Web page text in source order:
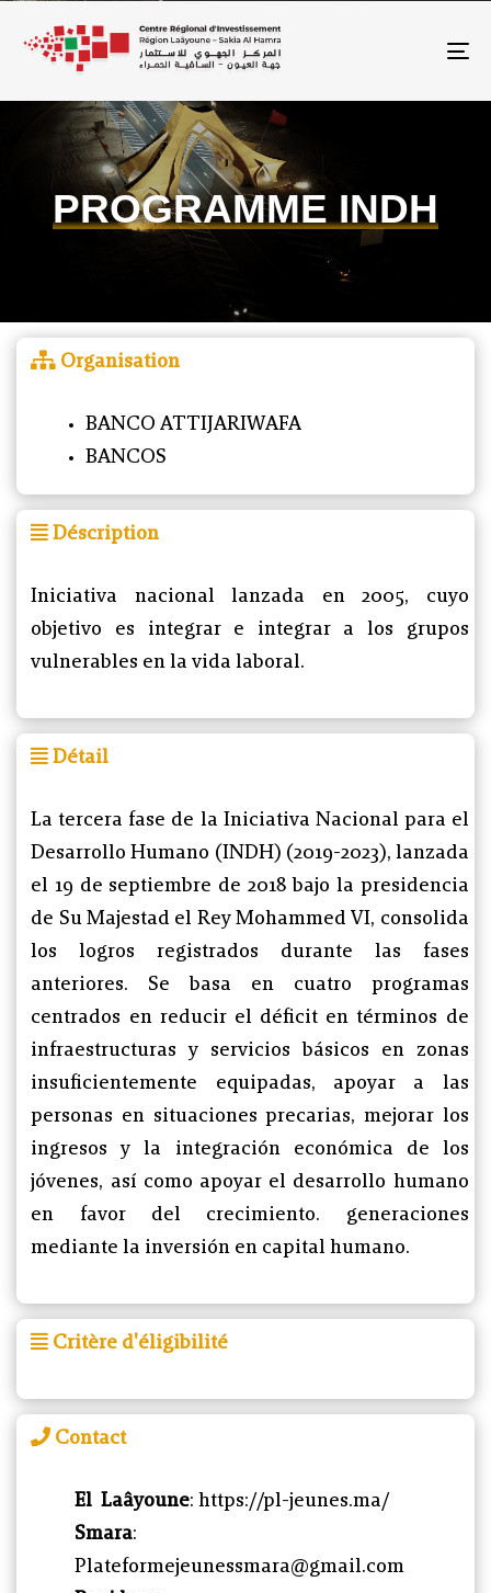
PROGRAMME INDH
Organisation
BANCO ATTIJARIWAFA
BANCOS
Déscription
Iniciativa nacional lanzada en 2005, cuyo
objetivo es integrar e integrar a los grupos
vulnerables en la vida laboral.
Détail
La tercera fase de la Iniciativa Nacional para el
Desarrollo Humano (INDH) (2019-2023), lanzada
el 19 de septiembre de 2018 bajo la presidencia
de Su Majestad el Rey Mohammed VI, consolida
los logros registrados durante las fases
anteriores. Se basa en cuatro programas
centrados en reducir el déficit en términos de
infraestructuras y servicios básicos en zonas
insuficientemente equipadas, apoyar a las
personas en situaciones precarias, mejorar los
ingresos y la integración económica de los
jóvenes, así como apoyar el desarrollo humano
en favor del crecimiento. generaciones
mediante la inversión en capital humano.
Critère d'éligibilité
Contact
El Laâyoune: https://pl-jeunes.ma/
Smara:
Plateformejeunessmara@gmail.com